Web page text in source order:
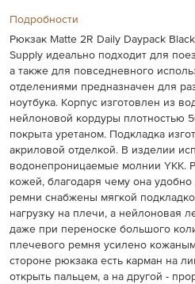
Подробности
Рюкзак Matte 2R Daily Daypack
Supply идеально подходитдля
а такжедля повседневного
отделениями предназначен для
ноутбука. Корпус изготовлен из
нейлоновой кордуры плотностью
покрыта уретаном. Подкладка
акриловой отделкой. В изделии
водонепроницаемые молнии YKK.
кожей, благодаря чему она
ремни снабжены мягкой
нагрузку на плечи, а нейлоновая
даже при переноске большого
плечевого ремня усилено
стороне рюкзака есть карман на
открыть пальцем, а на другой -